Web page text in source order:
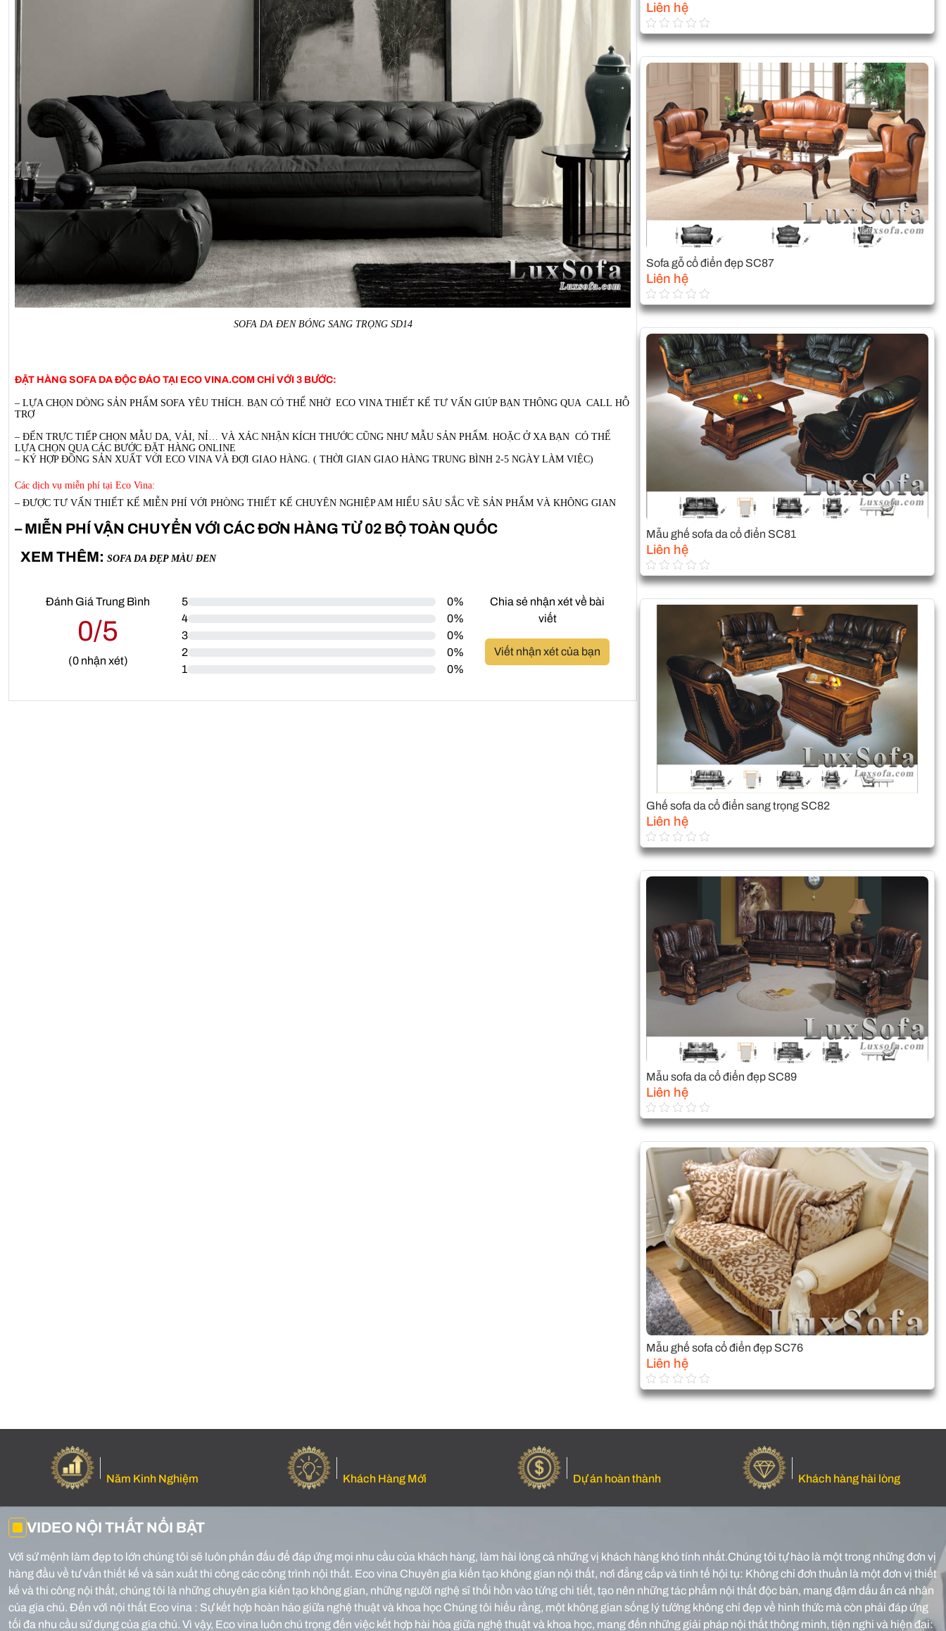
SOFA DA ĐEN BÓNG SANG TRỌNG SD14
ĐẶT HÀNG SOFA DA ĐỘC ĐÁO TẠI ECO VINA.COM CHỈ VỚI 3 BƯỚC:
– LỰA CHỌN DÒNG SẢN PHẨM SOFA YÊU THÍCH. BẠN CÓ THỂ NHỜ ECO VINA THIẾT KẾ TƯ VẤN GIÚP BẠN THÔNG QUA CALL HỖ
TRỢ
– ĐẾN TRỰC TIẾP CHỌN MẪU DA, VẢI, NỈ… VÀ XÁC NHẬN KÍCH THƯỚC CŨNG NHƯ MẪU SẢN PHẨM. HOẶC Ở XA BẠN CÓ THỂ
LỰA CHỌN QUA CÁC BƯỚC ĐẶT HÀNG ONLINE
– KÝ HỢP ĐỒNG SẢN XUẤT VỚI ECO VINA VÀ ĐỢI GIAO HÀNG. ( THỜI GIAN GIAO HÀNG TRUNG BÌNH 2-5 NGÀY LÀM VIỆC)
Các dịch vụ miễn phí tại Eco Vina:
– ĐƯỢC TƯ VẤN THIẾT KẾ MIỄN PHÍ VỚI PHÒNG THIẾT KẾ CHUYÊN NGHIỆP AM HIỂU SÂU SẮC VỀ SẢN PHẨM VÀ KHÔNG GIAN
– MIỄN PHÍ VẬN CHUYỂN VỚI CÁC ĐƠN HÀNG TỪ 02 BỘ TOÀN QUỐC
XEM THÊM: SOFA DA ĐẸP MÀU ĐEN
Đánh Giá Trung Bình
0/5
(0nhận xét)
5
0%
4
0%
3
0%
2
0%
1
0%
Chia sẻ nhận xét về bài
viết
Viết nhận xét của bạn
Liên hệ
Sofa gỗ cổ điển đẹp SC87
Liên hệ
Mẫu ghế sofa da cổ điển SC81
Liên hệ
Ghế sofa da cổ điển sang trọng SC82
Liên hệ
Mẫu sofa da cổ điển đẹp SC89
Liên hệ
Mẫu ghế sofa cổ điển đẹp SC76
Liên hệ
Năm Kinh Nghiệm Khách Hàng Mới Dự án hoàn thành Khách hàng hài lòng
VIDEO NỘI THẤT NỔI BẬT
Với sứ mệnh làm đẹp to lớn chúng tôi sẽ luôn phấn đấu để đáp ứng mọi nhu cầu của khách hàng, làm hài lòng cả những vị khách hàng khó tính nhất.Chúng tôi tự hào là một trong những đơn vị
hàng đầu về tư vấn thiết kế và sản xuất thi công các công trình nội thất. Eco vina Chuyên gia kiến tạo không gian nội thất, nơi đẳng cấp và tinh tế hội tụ: Không chỉ đơn thuần là một đơn vị thiết
kế và thi công nội thất, chúng tôi là những chuyên gia kiến tạo không gian, những người nghệ sĩ thổi hồn vào từng chi tiết, tạo nên những tác phẩm nội thất độc bản, mang đậm dấu ấn cá nhân
của gia chủ. Đến với nội thất Eco vina : Sự kết hợp hoàn hảo giữa nghệ thuật và khoa học Chúng tôi hiểu rằng, một không gian sống lý tưởng không chỉ đẹp về hình thức mà còn phải đáp ứng
tối đa nhu cầu sử dụng của gia chủ. Vì vậy, Eco vina luôn chú trọng đến việc kết hợp hài hòa giữa nghệ thuật và khoa học, mang đến những giải pháp nội thất thông minh, tiện nghi và hiện đại: